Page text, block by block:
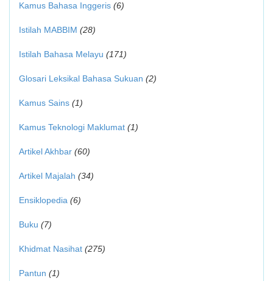
Kamus Bahasa Inggeris (6)
Istilah MABBIM (28)
Istilah Bahasa Melayu (171)
Glosari Leksikal Bahasa Sukuan (2)
Kamus Sains (1)
Kamus Teknologi Maklumat (1)
Artikel Akhbar (60)
Artikel Majalah (34)
Ensiklopedia (6)
Buku (7)
Khidmat Nasihat (275)
Pantun (1)